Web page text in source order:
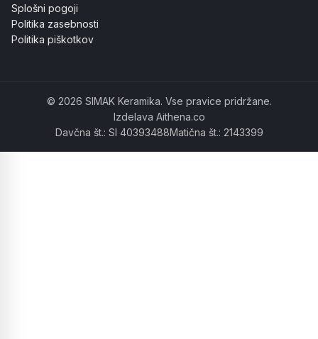
Splošni pogoji
Politika zasebnosti
Politika piškotkov
© 2026 SIMAK Keramika. Vse pravice pridržane.
Izdelava Aithena.co
Davčna št.: SI 40393488Matična št.: 2143399